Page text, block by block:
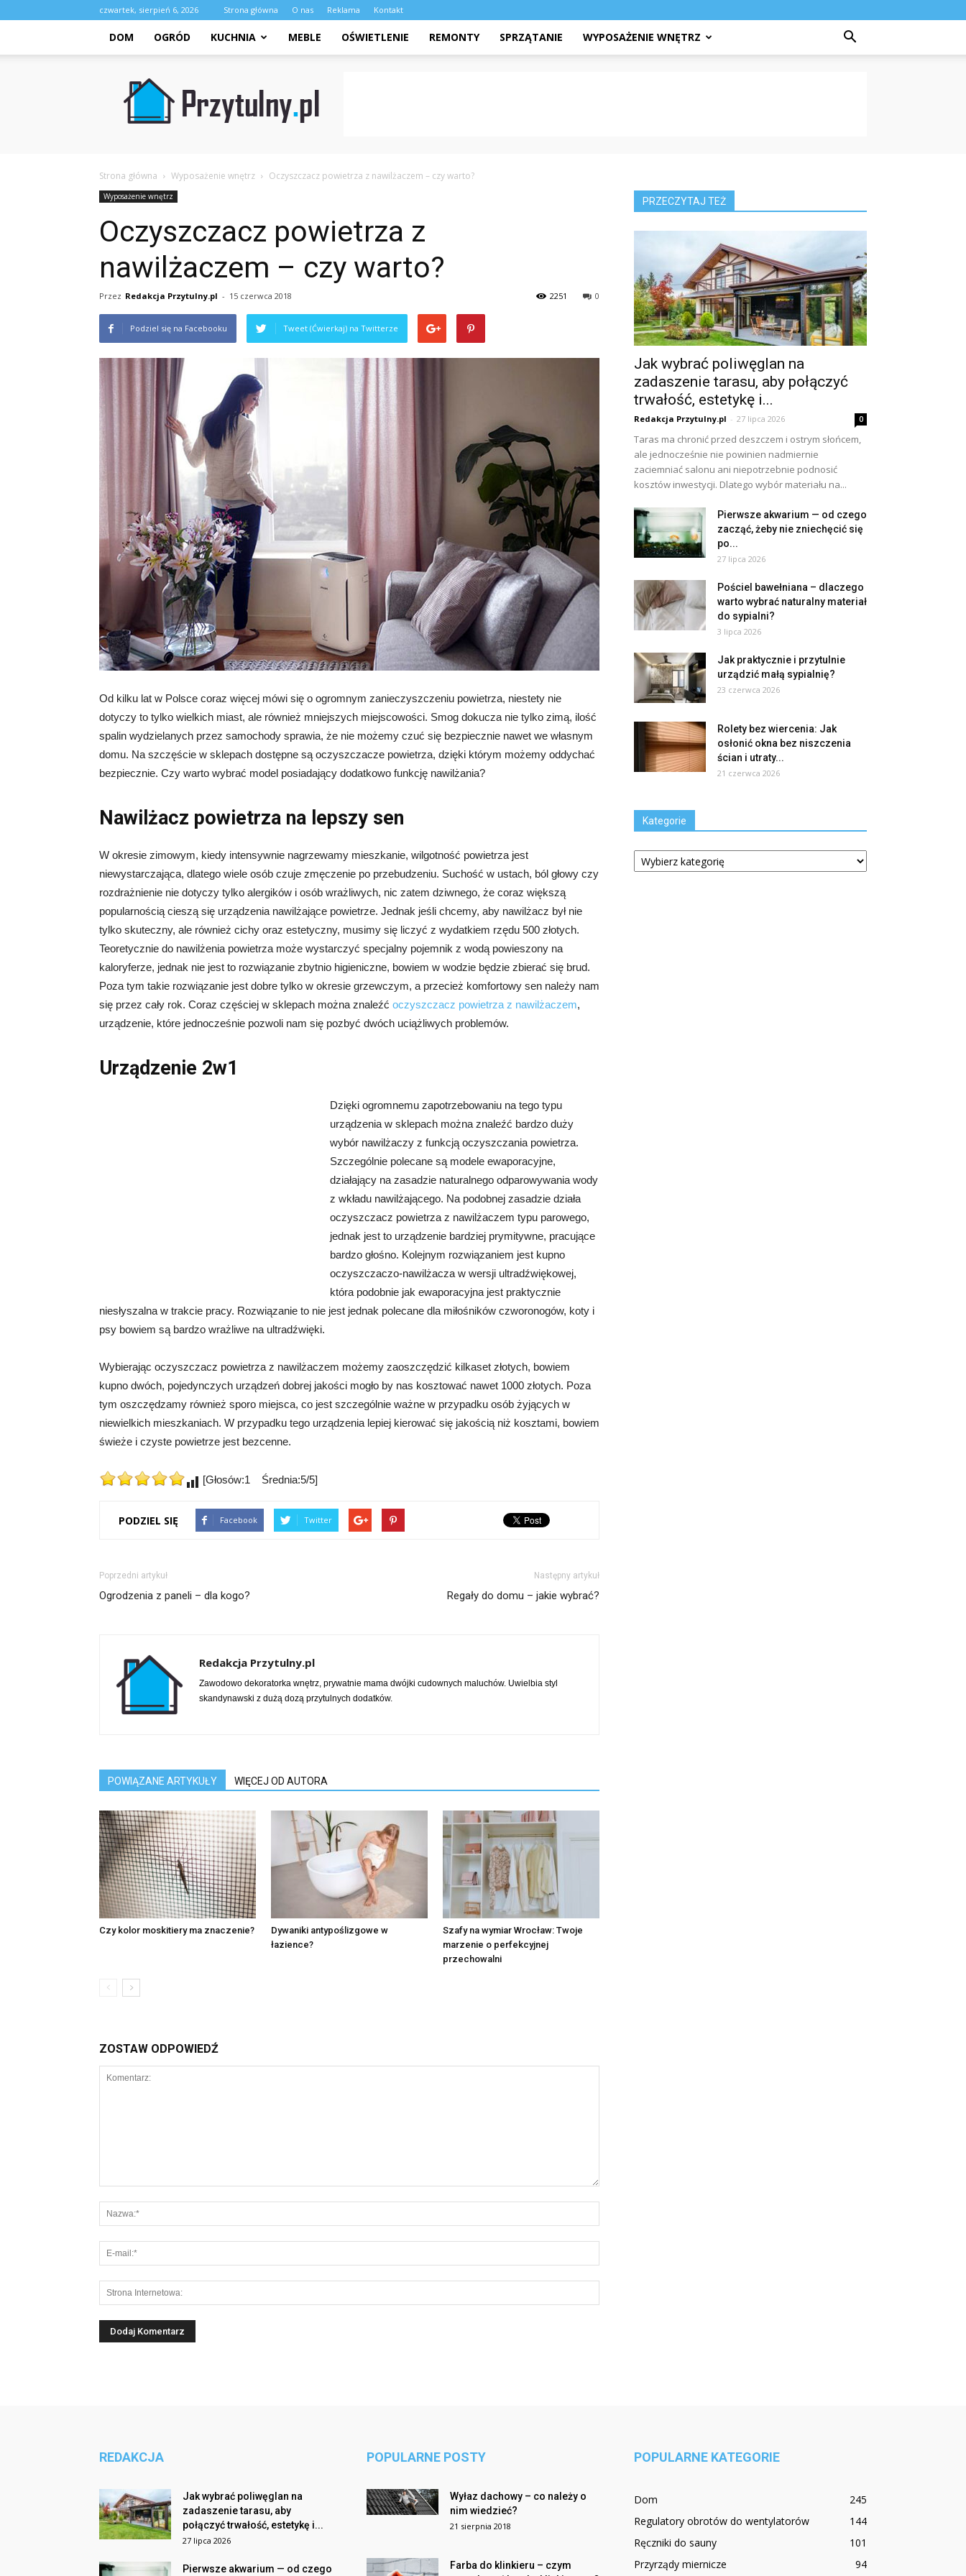
czwartek, sierpień 6, 2026 Strona główna O nas Reklama Kontakt
DOM OGRÓD KUCHNIA MEBLE OŚWIETLENIE REMONTY SPRZĄTANIE WYPOSAŻENIE WNĘTRZ
Przytulny.pl
Strona główna Wyposażenie wnętrz Oczyszczacz powietrza z nawilżaczem – czy warto?
Wyposażenie wnętrz
Oczyszczacz powietrza z
nawilżaczem – czy warto?
Przez Redakcja Przytulny.pl - 15 czerwca 2018 0
2251
Podziel się na Facebooku Tweet (Ćwierkaj) na Twitterze
Od kilku lat w Polsce coraz więcej mówi się o ogromnym zanieczyszczeniu powietrza, niestety nie
dotyczy to tylko wielkich miast, ale również mniejszych miejscowości. Smog dokucza nie tylko zimą, ilość
spalin wydzielanych przez samochody sprawia, że nie możemy czuć się bezpiecznie nawet we własnym
domu. Na szczęście w sklepach dostępne są oczyszczacze powietrza, dzięki którym możemy oddychać
bezpiecznie. Czy warto wybrać model posiadający dodatkowo funkcję nawilżania?
Nawilżacz powietrza na lepszy sen
W okresie zimowym, kiedy intensywnie nagrzewamy mieszkanie, wilgotność powietrza jest
niewystarczająca, dlatego wiele osób czuje zmęczenie po przebudzeniu. Suchość w ustach, ból głowy czy
rozdrażnienie nie dotyczy tylko alergików i osób wrażliwych, nic zatem dziwnego, że coraz większą
popularnością cieszą się urządzenia nawilżające powietrze. Jednak jeśli chcemy, aby nawilżacz był nie
tylko skuteczny, ale również cichy oraz estetyczny, musimy się liczyć z wydatkiem rzędu 500 złotych.
Teoretycznie do nawilżenia powietrza może wystarczyć specjalny pojemnik z wodą powieszony na
kaloryferze, jednak nie jest to rozwiązanie zbytnio higieniczne, bowiem w wodzie będzie zbierać się brud.
Poza tym takie rozwiązanie jest dobre tylko w okresie grzewczym, a przecież komfortowy sen należy nam
się przez cały rok. Coraz częściej w sklepach można znaleźć oczyszczacz powietrza z nawilżaczem,
urządzenie, które jednocześnie pozwoli nam się pozbyć dwóch uciążliwych problemów.
Urządzenie 2w1
Dzięki ogromnemu zapotrzebowaniu na tego typu
urządzenia w sklepach można znaleźć bardzo duży
wybór nawilżaczy z funkcją oczyszczania powietrza.
Szczególnie polecane są modele ewaporacyjne,
działający na zasadzie naturalnego odparowywania wody
z wkładu nawilżającego. Na podobnej zasadzie działa
oczyszczacz powietrza z nawilżaczem typu parowego,
jednak jest to urządzenie bardziej prymitywne, pracujące
bardzo głośno. Kolejnym rozwiązaniem jest kupno
oczyszczaczo-nawilżacza w wersji ultradźwiękowej,
która podobnie jak ewaporacyjna jest praktycznie
niesłyszalna w trakcie pracy. Rozwiązanie to nie jest jednak polecane dla miłośników czworonogów, koty i
psy bowiem są bardzo wrażliwe na ultradźwięki.
Wybierając oczyszczacz powietrza z nawilżaczem możemy zaoszczędzić kilkaset złotych, bowiem
kupno dwóch, pojedynczych urządzeń dobrej jakości mogło by nas kosztować nawet 1000 złotych. Poza
tym oszczędzamy również sporo miejsca, co jest szczególnie ważne w przypadku osób żyjących w
niewielkich mieszkaniach. W przypadku tego urządzenia lepiej kierować się jakością niż kosztami, bowiem
świeże i czyste powietrze jest bezcenne.
[Głosów:1 Średnia:5/5]
PODZIEL SIĘ Facebook Twitter
Poprzedni artykuł
Ogrodzenia z paneli – dla kogo?
Następny artykuł
Regały do domu – jakie wybrać?
Redakcja Przytulny.pl
Zawodowo dekoratorka wnętrz, prywatnie mama dwójki cudownych maluchów. Uwielbia styl
skandynawski z dużą dozą przytulnych dodatków.
POWIĄZANE ARTYKUŁY WIĘCEJ OD AUTORA
Czy kolor moskitiery ma znaczenie?
Dywaniki antypoślizgowe w
łazience?
Szafy na wymiar Wrocław: Twoje
marzenie o perfekcyjnej
przechowalni
ZOSTAW ODPOWIEDŹ
PRZECZYTAJ TEŻ
Jak wybrać poliwęglan na
zadaszenie tarasu, aby połączyć
trwałość, estetykę i...
Redakcja Przytulny.pl - 27 lipca 2026 0
Taras ma chronić przed deszczem i ostrym słońcem,
ale jednocześnie nie powinien nadmiernie
zaciemniać salonu ani niepotrzebnie podnosić
kosztów inwestycji. Dlatego wybór materiału na...
Pierwsze akwarium — od czego
zacząć, żeby nie zniechęcić się
po...
27 lipca 2026
Pościel bawełniana – dlaczego
warto wybrać naturalny materiał
do sypialni?
3 lipca 2026
Jak praktycznie i przytulnie
urządzić małą sypialnię?
23 czerwca 2026
Rolety bez wiercenia: Jak
osłonić okna bez niszczenia
ścian i utraty...
21 czerwca 2026
Kategorie
Kategorie
REDAKCJA
Jak wybrać poliwęglan na
zadaszenie tarasu, aby
połączyć trwałość, estetykę i...
27 lipca 2026
Pierwsze akwarium — od czego
POPULARNE POSTY
Wyłaz dachowy – co należy o
nim wiedzieć?
21 sierpnia 2018
Farba do klinkieru – czym
POPULARNE KATEGORIE
Dom
245
Regulatory obrotów do wentylatorów
144
Ręczniki do sauny
101
Przyrządy miernicze
94